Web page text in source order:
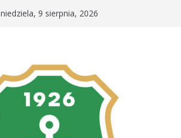
niedziela, 9 sierpnia, 2026